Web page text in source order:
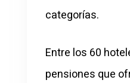
categorías.
Entre los 60
pensiones que